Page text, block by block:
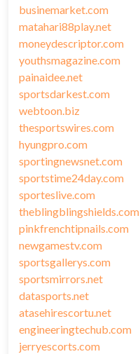
businemarket.com
matahari88play.net
moneydescriptor.com
youthsmagazine.com
painaidee.net
sportsdarkest.com
webtoon.biz
thesportswires.com
hyungpro.com
sportingnewsnet.com
sportstime24day.com
sporteslive.com
theblingblingshields.com
pinkfrenchtipnails.com
newgamestv.com
sportsgallerys.com
sportsmirrors.net
datasports.net
atasehirescortu.net
engineeringtechub.com
jerryescorts.com